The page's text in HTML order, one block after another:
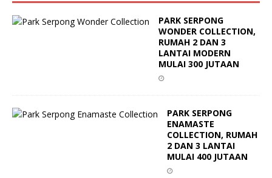
PARK SERPONG
WONDER COLLECTION,
RUMAH 2 DAN 3
LANTAI MODERN
MULAI 300 JUTAAN
PARK SERPONG
ENAMASTE
COLLECTION, RUMAH
2 DAN 3 LANTAI
MULAI 400 JUTAAN